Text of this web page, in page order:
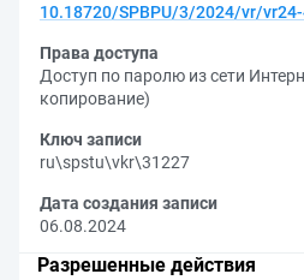
10.18720/SPBPU/3/2024/vr/
Права доступа
Доступ по паролю из сети
копирование)
Ключ записи
ru\spstu\vkr\31227
Дата создания записи
06.08.2024
Разрешенные действия